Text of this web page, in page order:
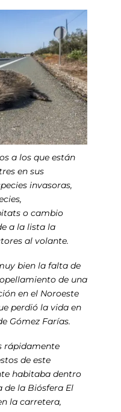
a los que están
en sus
invasoras,
o cambio
a la lista la
al volante.
bien la falta de
de una
en el Noroeste
perdió la vida en
Gómez Farías.
rápidamente
de este
habitaba dentro
de la Biósfera El
la carretera,